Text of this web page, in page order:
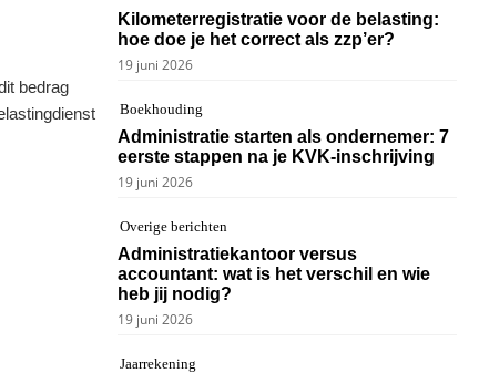
bedrag
Kilometerregistratie voor de belasting:
hoe doe je het correct als zzp’er?
19 juni 2026
Boekhouding
Administratie starten als ondernemer: 7
eerste stappen na je KVK-inschrijving
19 juni 2026
Overige berichten
Administratiekantoor versus
accountant: wat is het verschil en wie
heb jij nodig?
19 juni 2026
Jaarrekening